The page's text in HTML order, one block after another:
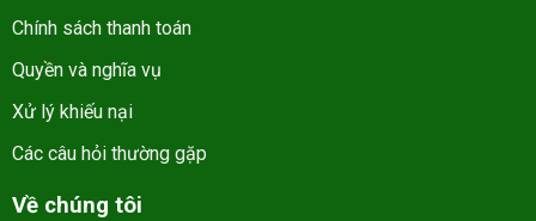
Chính sách thanh toán
Quyền và nghĩa vụ
Xử lý khiếu nại
Các câu hỏi thường gặp
Về chúng tôi